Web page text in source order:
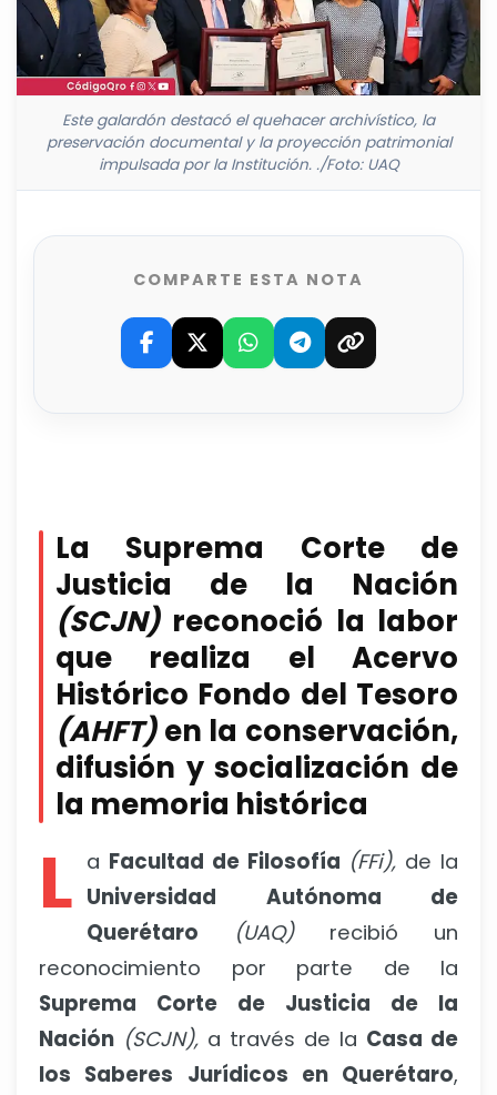
Este galardón destacó el quehacer archivístico, la
preservación documental y la proyección patrimonial
impulsada por la Institución. ./Foto: UAQ
COMPARTE ESTA NOTA
La Suprema Corte de
Justicia de la Nación
(SCJN) reconoció la labor
que realiza el Acervo
Histórico Fondo del Tesoro
(AHFT)en la conservación,
difusión y socialización de
la memoria histórica
L a Facultad de Filosofía (FFi), de la
Universidad Autónoma de
Querétaro
(UAQ) recibió un
reconocimiento por parte de la
Suprema Corte de Justicia de la
Nación (SCJN), a través de la Casa de
los Saberes Jurídicos en Querétaro,